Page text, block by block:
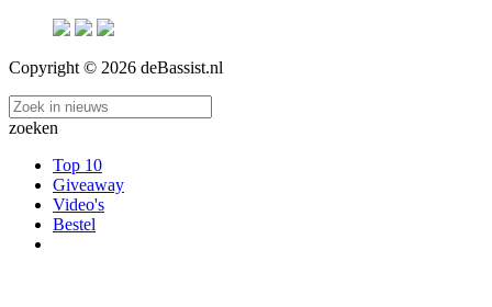
Copyright © 2026 deBassist.nl
zoeken
Top 10
Giveaway
Video's
Bestel